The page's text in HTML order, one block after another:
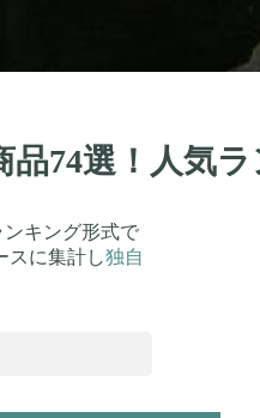
品74選！人気
キング形式で
スに集計し独自